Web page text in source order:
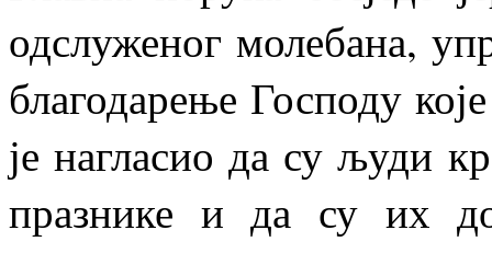
одслуженог молебана,
благодарење Господу
је нагласио да су људи
празнике и да су их